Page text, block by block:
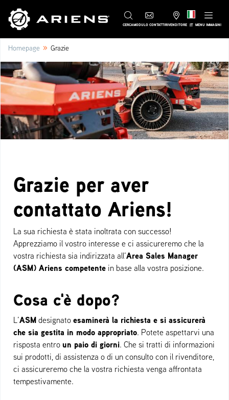
CERCAMODULO CONTATTIRIVENDITORE IT MENU IMMAGINI
Homepage » Grazie
Grazie per aver
contattato Ariens!
La sua richiesta è stata inoltrata con successo!
Apprezziamo il vostro interesse e ci assicureremo che la
vostra richiesta sia indirizzata all’Area Sales Manager
(ASM) Ariens competente in base alla vostra posizione.
Cosa c'è dopo?
L’ASM designato esaminerà la richiesta e si assicurerà
che sia gestita in modo appropriato. Potete aspettarvi una
risposta entro un paio di giorni. Che si tratti di informazioni
sui prodotti, di assistenza o di un consulto con il rivenditore,
ci assicureremo che la vostra richiesta venga affrontata
tempestivamente.